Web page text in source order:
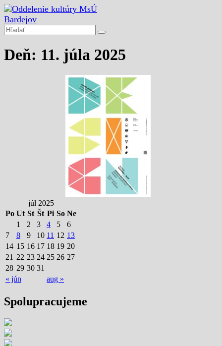
Deň: 11. júla 2025
júl 2025
Po Ut St Št Pi So Ne
« jún aug »
1 2 3 4 5
6
7
8 9 10 11 12 13
14 15 16 17 18 19 20
21 22 23 24 25 26 27
28 29 30 31
Spolupracujeme